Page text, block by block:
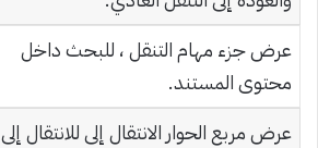
عرض جزء مهام التنقل ، للبحث داخل
محتوى المستند.
عرض مربع الحوار الانتقال إلى للانتقال إلى